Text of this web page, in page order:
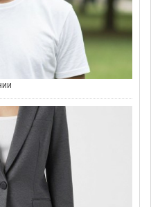
наркомании и